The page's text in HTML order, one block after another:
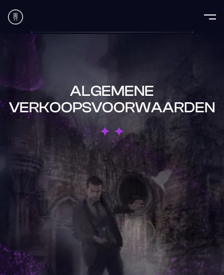
ALGEMENE
VERKOOPSVOORWAARDEN